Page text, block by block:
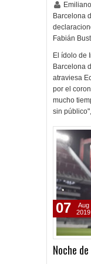
Barcelona
Fabián
El ídolo de
Barcelona
atraviesa
por el
mucho
sin
Noche
07
Aug
2019